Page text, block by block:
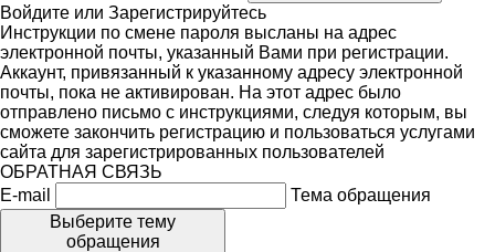
Войдите или Зарегистрируйтесь
Инструкции по смене пароля высланы на адрес
электронной почты, указанный Вами при регистрации.
Аккаунт, привязанный к указанному адресу электронной
почты, пока не активирован. На этот адрес было
отправлено письмо с инструкциями, следуя которым, вы
сможете закончить регистрацию и пользоваться услугами
сайта для зарегистрированных пользователей
ОБРАТНАЯ СВЯЗЬ
E-mail
Тема обращения
Выберите тему
обращения